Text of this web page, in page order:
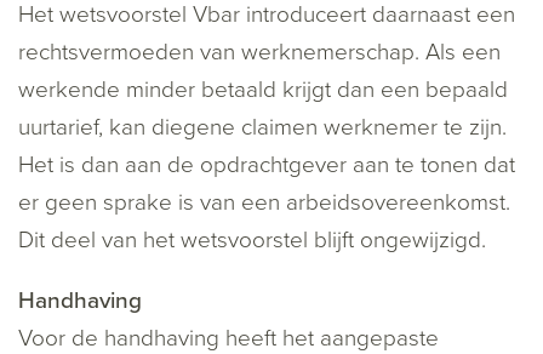
Het wetsvoorstel Vbar introduceert daarnaast een
rechtsvermoeden van werknemerschap. Als een
werkende minder betaald krijgt dan een bepaald
uurtarief, kan diegene claimen werknemer te zijn.
Het is dan aan de opdrachtgever aan te tonen dat
er geen sprake is van een arbeidsovereenkomst.
Dit deel van het wetsvoorstel blijft ongewijzigd.
Handhaving
Voor de handhaving heeft het aangepaste